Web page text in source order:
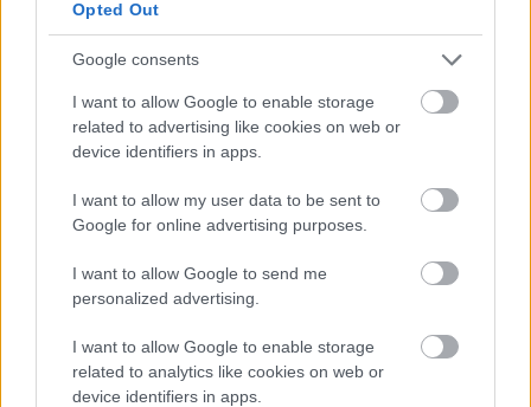
Opted Out
Google consents
I want to allow Google to enable storage
related to advertising like cookies on web or
device identifiers in apps.
I want to allow my user data to be sent to
Google for online advertising purposes.
I want to allow Google to send me
personalized advertising.
I want to allow Google to enable storage
related to analytics like cookies on web or
device identifiers in apps.
Belváros-Lipótváros
játszótér
Város-Teampannon Kereskedelmi és Szolgáltató Kft.
parkfelújítás
Indulhat a Honvéd tér megújításának tervezése, ahol a
klímatudatos gondolkodás és a helyi identitás erősítése kerül a
középpontba.
mesél – megújul a tatai Angolkert